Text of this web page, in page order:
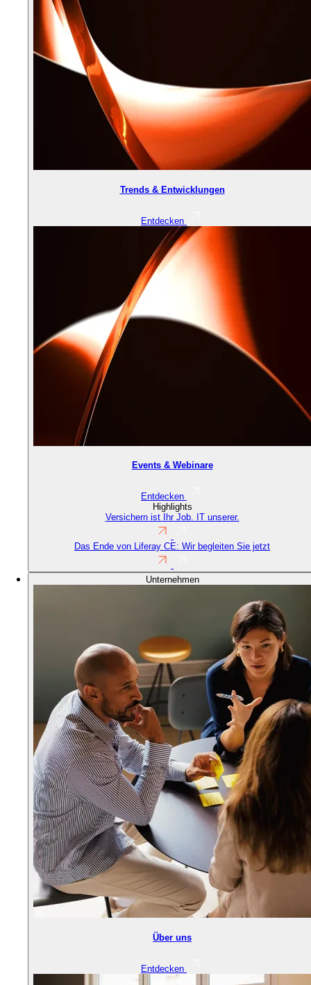
Trends & Entwicklungen
Entdecken
Events & Webinare
Entdecken
Highlights
Versichern ist Ihr Job. IT unserer.
Das Ende von Liferay CE: Wir begleiten Sie jetzt
Unternehmen
Über uns
Entdecken